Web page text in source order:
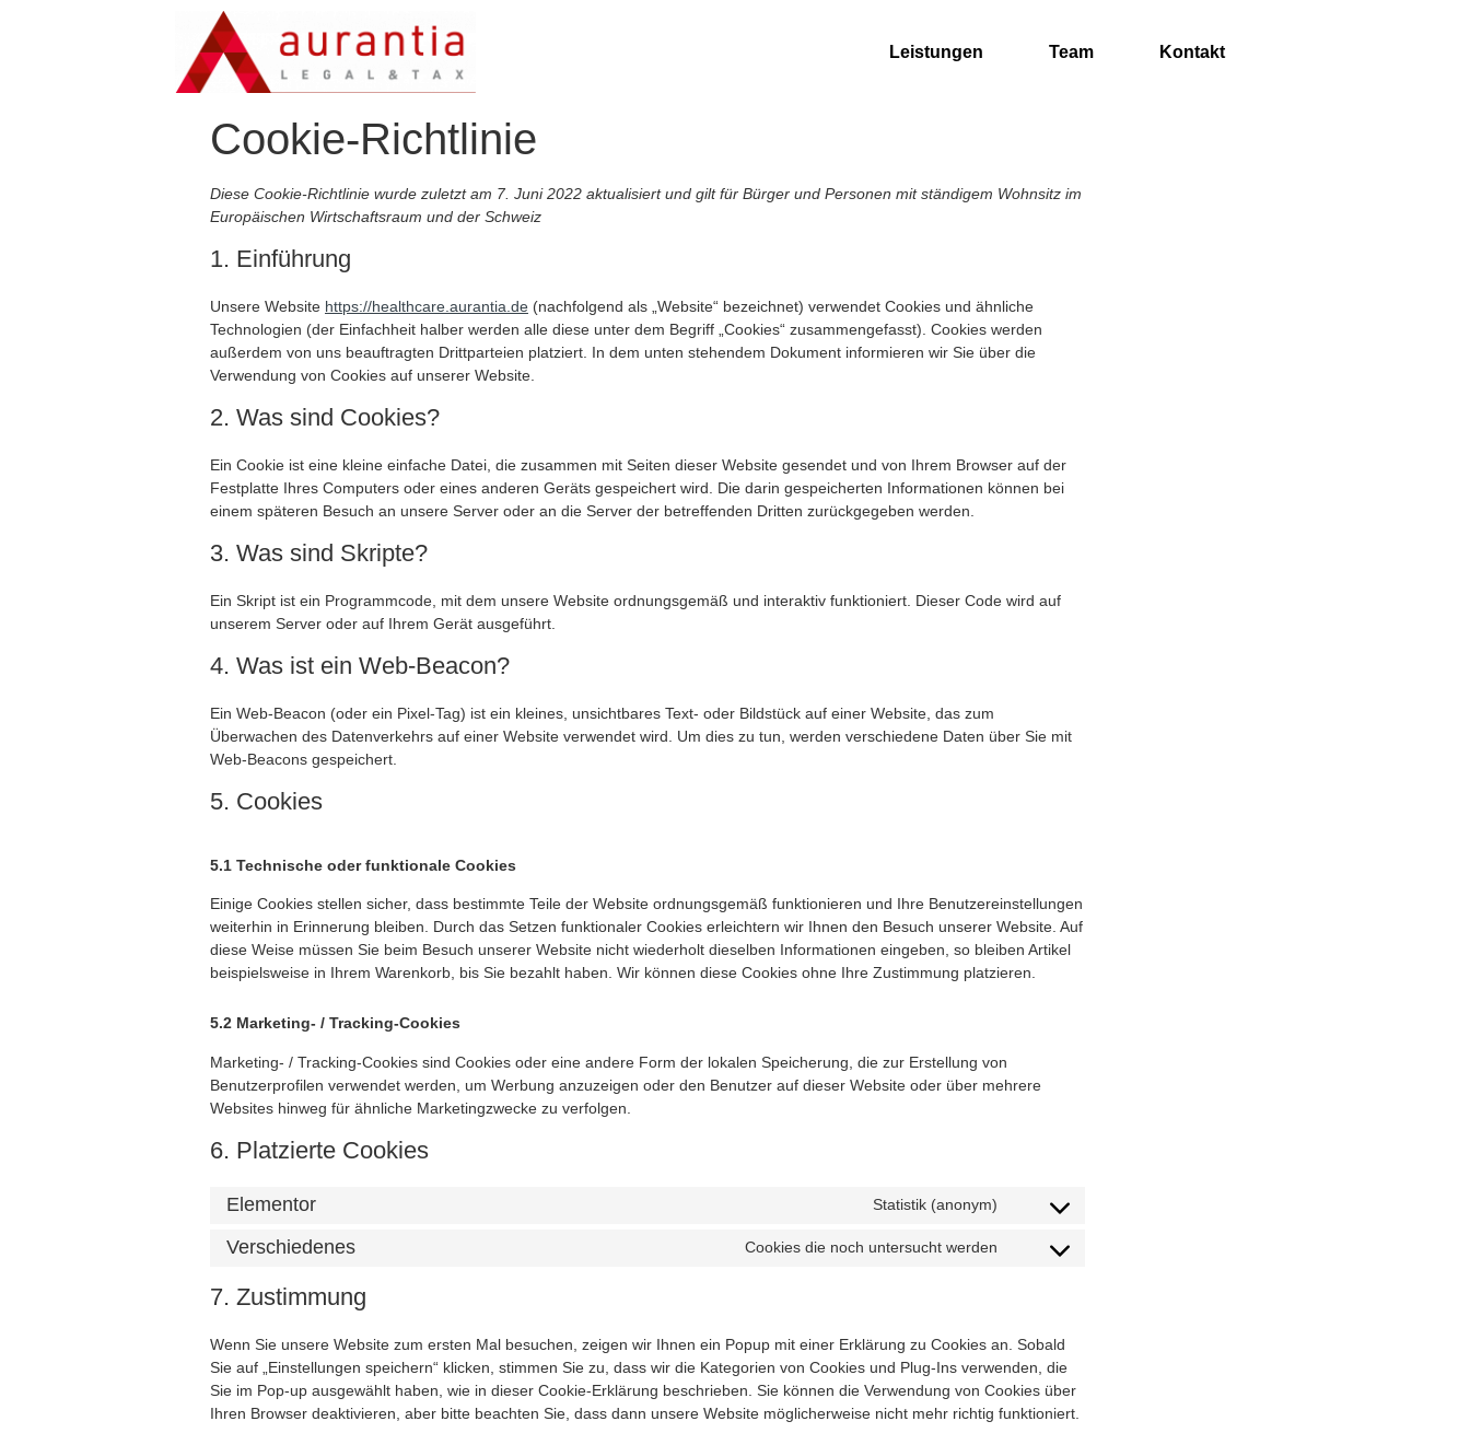
Leistungen Team Kontakt
Cookie-Richtlinie
Diese Cookie-Richtlinie wurde zuletzt am 7. Juni 2022 aktualisiert und gilt für Bürger und Personen mit ständigem Wohnsitz im
Europäischen Wirtschaftsraum und der Schweiz
1. Einführung
Unsere Website https://healthcare.aurantia.de (nachfolgend als „Website“ bezeichnet) verwendet Cookies und ähnliche
Technologien (der Einfachheit halber werden alle diese unter dem Begriff „Cookies“ zusammengefasst). Cookies werden
außerdem von uns beauftragten Drittparteien platziert. In dem unten stehendem Dokument informieren wir Sie über die
Verwendung von Cookies auf unserer Website.
2. Was sind Cookies?
Ein Cookie ist eine kleine einfache Datei, die zusammen mit Seiten dieser Website gesendet und von Ihrem Browser auf der
Festplatte Ihres Computers oder eines anderen Geräts gespeichert wird. Die darin gespeicherten Informationen können bei
einem späteren Besuch an unsere Server oder an die Server der betreffenden Dritten zurückgegeben werden.
3. Was sind Skripte?
Ein Skript ist ein Programmcode, mit dem unsere Website ordnungsgemäß und interaktiv funktioniert. Dieser Code wird auf
unserem Server oder auf Ihrem Gerät ausgeführt.
4. Was ist ein Web-Beacon?
Ein Web-Beacon (oder ein Pixel-Tag) ist ein kleines, unsichtbares Text- oder Bildstück auf einer Website, das zum
Überwachen des Datenverkehrs auf einer Website verwendet wird. Um dies zu tun, werden verschiedene Daten über Sie mit
Web-Beacons gespeichert.
5. Cookies
5.1 Technische oder funktionale Cookies
Einige Cookies stellen sicher, dass bestimmte Teile der Website ordnungsgemäß funktionieren und Ihre Benutzereinstellungen
weiterhin in Erinnerung bleiben. Durch das Setzen funktionaler Cookies erleichtern wir Ihnen den Besuch unserer Website. Auf
diese Weise müssen Sie beim Besuch unserer Website nicht wiederholt dieselben Informationen eingeben, so bleiben Artikel
beispielsweise in Ihrem Warenkorb, bis Sie bezahlt haben. Wir können diese Cookies ohne Ihre Zustimmung platzieren.
5.2 Marketing- / Tracking-Cookies
Marketing- / Tracking-Cookies sind Cookies oder eine andere Form der lokalen Speicherung, die zur Erstellung von
Benutzerprofilen verwendet werden, um Werbung anzuzeigen oder den Benutzer auf dieser Website oder über mehrere
Websites hinweg für ähnliche Marketingzwecke zu verfolgen.
6. Platzierte Cookies
Elementor Statistik (anonym)
Verschiedenes Cookies die noch untersucht werden
7. Zustimmung
Wenn Sie unsere Website zum ersten Mal besuchen, zeigen wir Ihnen ein Popup mit einer Erklärung zu Cookies an. Sobald
Sie auf „Einstellungen speichern“ klicken, stimmen Sie zu, dass wir die Kategorien von Cookies und Plug-Ins verwenden, die
Sie im Pop-up ausgewählt haben, wie in dieser Cookie-Erklärung beschrieben. Sie können die Verwendung von Cookies über
Ihren Browser deaktivieren, aber bitte beachten Sie, dass dann unsere Website möglicherweise nicht mehr richtig funktioniert.